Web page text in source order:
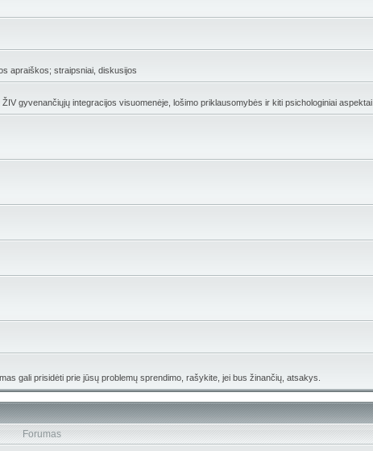
apraiškos; straipsniai, diskusijos
gyvenančiųjų integracijos visuomenėje, lošimo priklausomybės ir kiti psichologiniai aspektai.
gali prisidėti prie jūsų problemų sprendimo, rašykite, jei bus žinančių, atsakys.
Forumas